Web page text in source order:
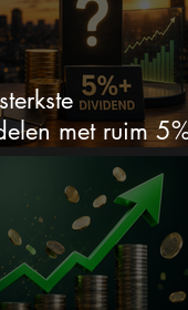
met ruim 5%